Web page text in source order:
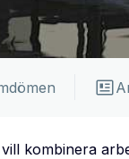
kombinera